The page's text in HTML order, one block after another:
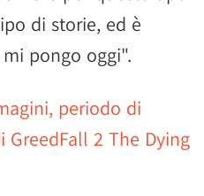
di storie, ed è
pongo oggi".
periodo di
2 The Dying